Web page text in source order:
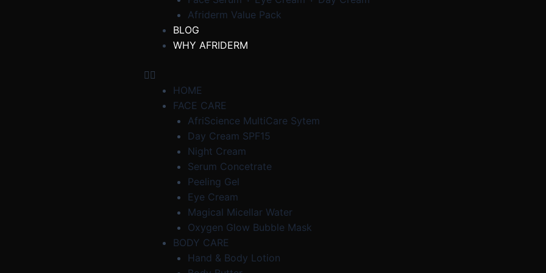
Afriderm Value Pack
BLOG
WHY AFRIDERM
HOME
FACE CARE
AfriScience MultiCare Sytem
Day Cream SPF15
Night Cream
Serum Concetrate
Peeling Gel
Eye Cream
Magical Micellar Water
Oxygen Glow Bubble Mask
BODY CARE
Hand & Body Lotion